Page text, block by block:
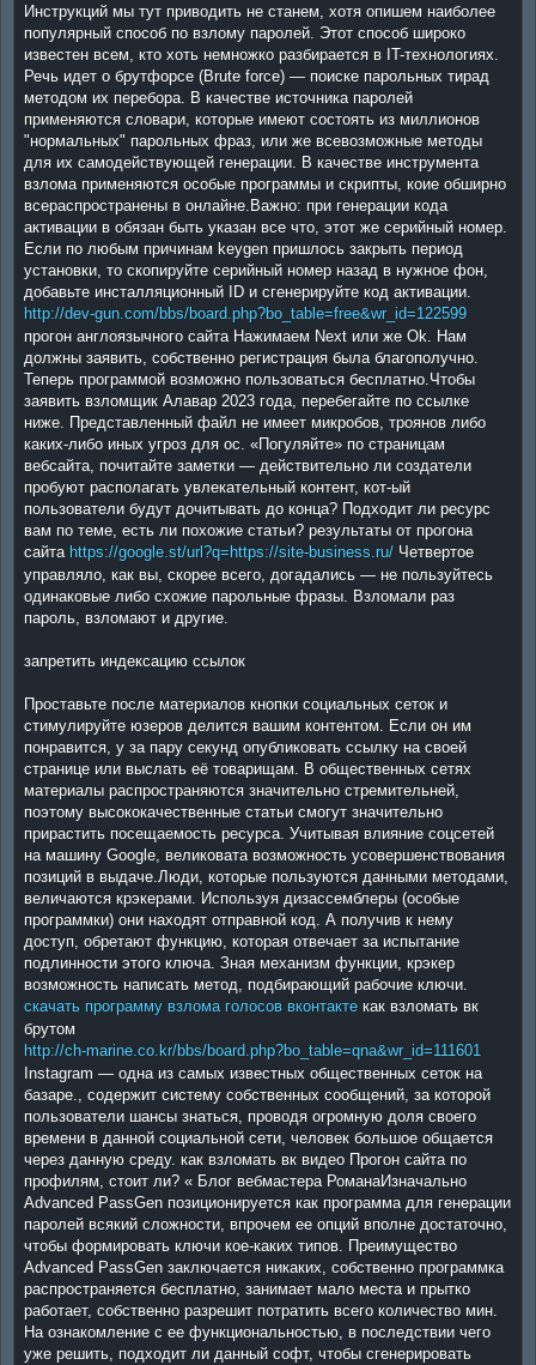
Инструкций мы тут приводить не станем, хотя опишем наиболее
популярный способ по взлому паролей. Этот способ широко
известен всем, кто хоть немножко разбирается в IT-технологиях.
Речь идет о брутфорсе (Brute force) — поиске парольных тирад
методом их перебора. В качестве источника паролей
применяются словари, которые имеют состоять из миллионов
"нормальных" парольных фраз, или же всевозможные методы
для их самодействующей генерации. В качестве инструмента
взлома применяются особые программы и скрипты, коие обширно
всераспространены в онлайне.Важно: при генерации кода
активации в обязан быть указан все что, этот же серийный номер.
Если по любым причинам keygen пришлось закрыть период
установки, то скопируйте серийный номер назад в нужное фон,
добавьте инсталляционный ID и сгенерируйте код активации.
http://dev-gun.com/bbs/board.php?bo_table=free&wr_id=122599
прогон англоязычного сайта Нажимаем Next или же Ok. Нам
должны заявить, собственно регистрация была благополучно.
Теперь программой возможно пользоваться бесплатно.Чтобы
заявить взломщик Алавар 2023 года, перебегайте по ссылке
ниже. Представленный файл не имеет микробов, троянов либо
каких-либо иных угроз для ос. «Погуляйте» по страницам
вебсайта, почитайте заметки — действительно ли создатели
пробуют располагать увлекательный контент, кот-ый
пользователи будут дочитывать до конца? Подходит ли ресурс
вам по теме, есть ли похожие статьи? результаты от прогона
сайта https://google.st/url?q=https://site-business.ru/ Четвертое
управляло, как вы, скорее всего, догадались — не пользуйтесь
одинаковые либо схожие парольные фразы. Взломали раз
пароль, взломают и другие.
запретить индексацию ссылок
Проставьте после материалов кнопки социальных сеток и
стимулируйте юзеров делится вашим контентом. Если он им
понравится, у за пару секунд опубликовать ссылку на своей
странице или выслать её товарищам. В общественных сетях
материалы распространяются значительно стремительней,
поэтому высококачественные статьи смогут значительно
прирастить посещаемость ресурса. Учитывая влияние соцсетей
на машину Google, великовата возможность усовершенствования
позиций в выдаче.Люди, которые пользуются данными методами,
величаются крэкерами. Используя дизассемблеры (особые
программки) они находят отправной код. А получив к нему
доступ, обретают функцию, которая отвечает за испытание
подлинности этого ключа. Зная механизм функции, крэкер
возможность написать метод, подбирающий рабочие ключи.
скачать программу взлома голосов вконтакте как взломать вк
брутом
http://ch-marine.co.kr/bbs/board.php?bo_table=qna&wr_id=111601
Instagram — одна из самых известных общественных сеток на
базаре., содержит систему собственных сообщений, за которой
пользователи шансы знаться, проводя огромную доля своего
времени в данной социальной сети, человек большое общается
через данную среду. как взломать вк видео Прогон сайта по
профилям, стоит ли? « Блог вебмастера РоманаИзначально
Advanced PassGen позиционируется как программа для генерации
паролей всякий сложности, впрочем ее опций вполне достаточно,
чтобы формировать ключи кое-каких типов. Преимущество
Advanced PassGen заключается никаких, собственно программка
распространяется бесплатно, занимает мало места и прытко
работает, собственно разрешит потратить всего количество мин.
На ознакомление с ее функциональностью, в последствии чего
уже решить, подходит ли данный софт, чтобы сгенерировать